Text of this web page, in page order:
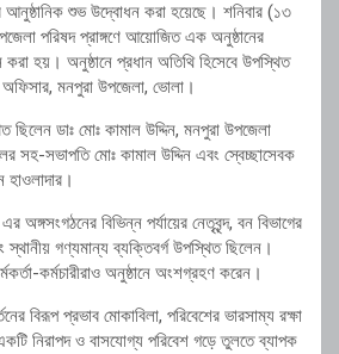
আনুষ্ঠানিক শুভ উদ্বোধন করা হয়েছে। শনিবার (১৩
পরিষদ প্রাঙ্গণে আয়োজিত এক অনুষ্ঠানের
হয়। অনুষ্ঠানে প্রধান অতিথি হিসেবে উপস্থিত
অফিসার, মনপুরা উপজেলা, ভোলা।
ছিলেন ডাঃ মোঃ কামাল উদ্দিন, মনপুরা উপজেলা
সহ-সভাপতি মোঃ কামাল উদ্দিন এবং স্বেচ্ছাসেবক
অঙ্গসংগঠনের বিভিন্ন পর্যায়ের নেতৃবৃন্দ, বন বিভাগের
স্থানীয় গণ্যমান্য ব্যক্তিবর্গ উপস্থিত ছিলেন।
কর্মচারীরাও অনুষ্ঠানে অংশগ্রহণ করেন।
বিরূপ প্রভাব মোকাবিলা, পরিবেশের ভারসাম্য রক্ষা
নিরাপদ ও বাসযোগ্য পরিবেশ গড়ে তুলতে ব্যাপক